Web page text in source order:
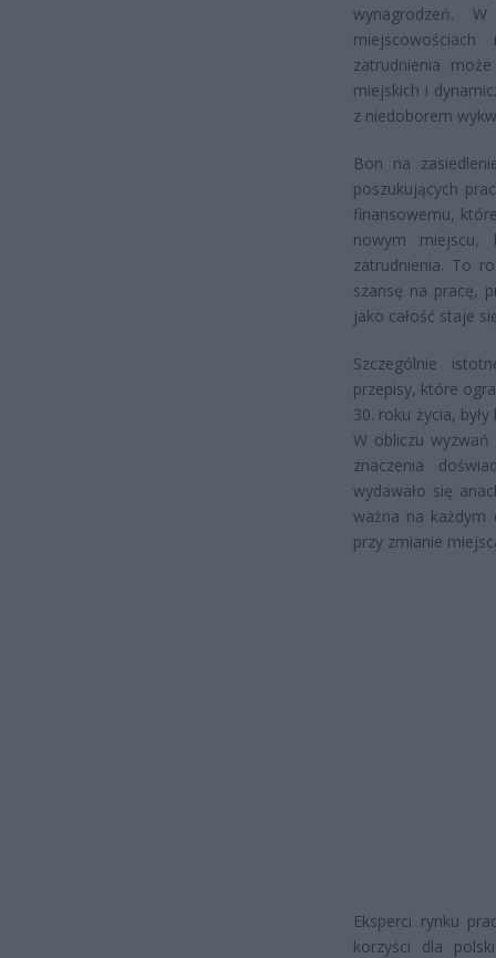
wynagrodzeń.
zatrudnienia
miejskich i
z niedoborem
Bon na
poszukujących
finansowemu,
nowym miejscu,
zatrudnienia. To
szansę na pracę,
jako całość staje
Szczególnie
przepisy, które
30. roku życia,
W obliczu
znaczenia
wydawało się
ważna na każdym
przy zmianie
Eksperci rynku
korzyści dla